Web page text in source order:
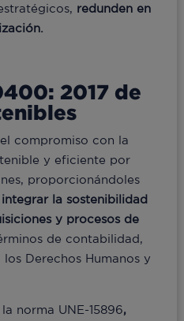
redunden en
2017 de
compromiso con la
y eficiente por
proporcionándoles
la sostenibilidad
y procesos de
de contabilidad,
Derechos Humanos y
norma UNE-15896,